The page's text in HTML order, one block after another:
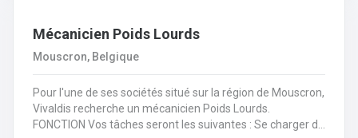
Mécanicien Poids Lourds
Mouscron, Belgique
Pour l'une de ses sociétés situé sur la région de Mouscron,
Vivaldis recherche un mécanicien Poids Lourds.
FONCTION Vos tâches seront les suivantes : Se charger du